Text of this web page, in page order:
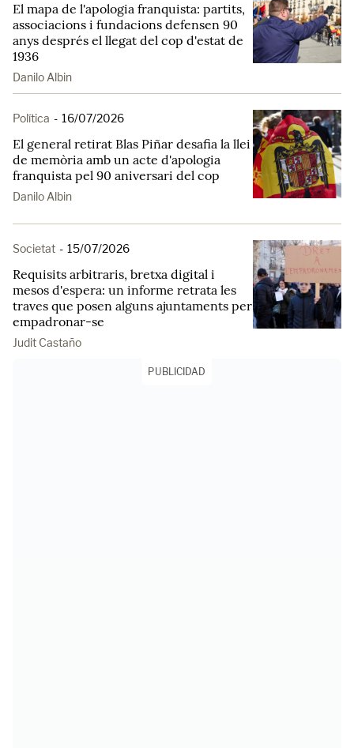
El mapa de l'apologia franquista: partits,
associacions i fundacions defensen 90
anys després el llegat del cop d'estat de
1936
Danilo Albin
Política - 16/07/2026
El general retirat Blas Piñar desafia la llei
de memòria amb un acte d'apologia
franquista pel 90 aniversari del cop
Danilo Albin
Societat - 15/07/2026
Requisits arbitraris, bretxa digital i
mesos d'espera: un informe retrata les
traves que posen alguns ajuntaments per
empadronar-se
Judit Castaño
PUBLICIDAD